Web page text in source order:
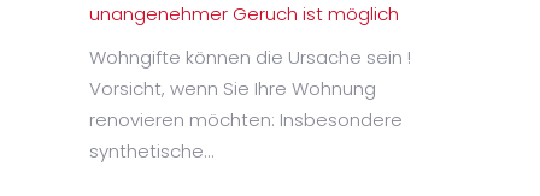
unangenehmer Geruch ist möglich
Wohngifte können die Ursache sein !
Vorsicht, wenn Sie Ihre Wohnung
renovieren möchten: Insbesondere
synthetische…